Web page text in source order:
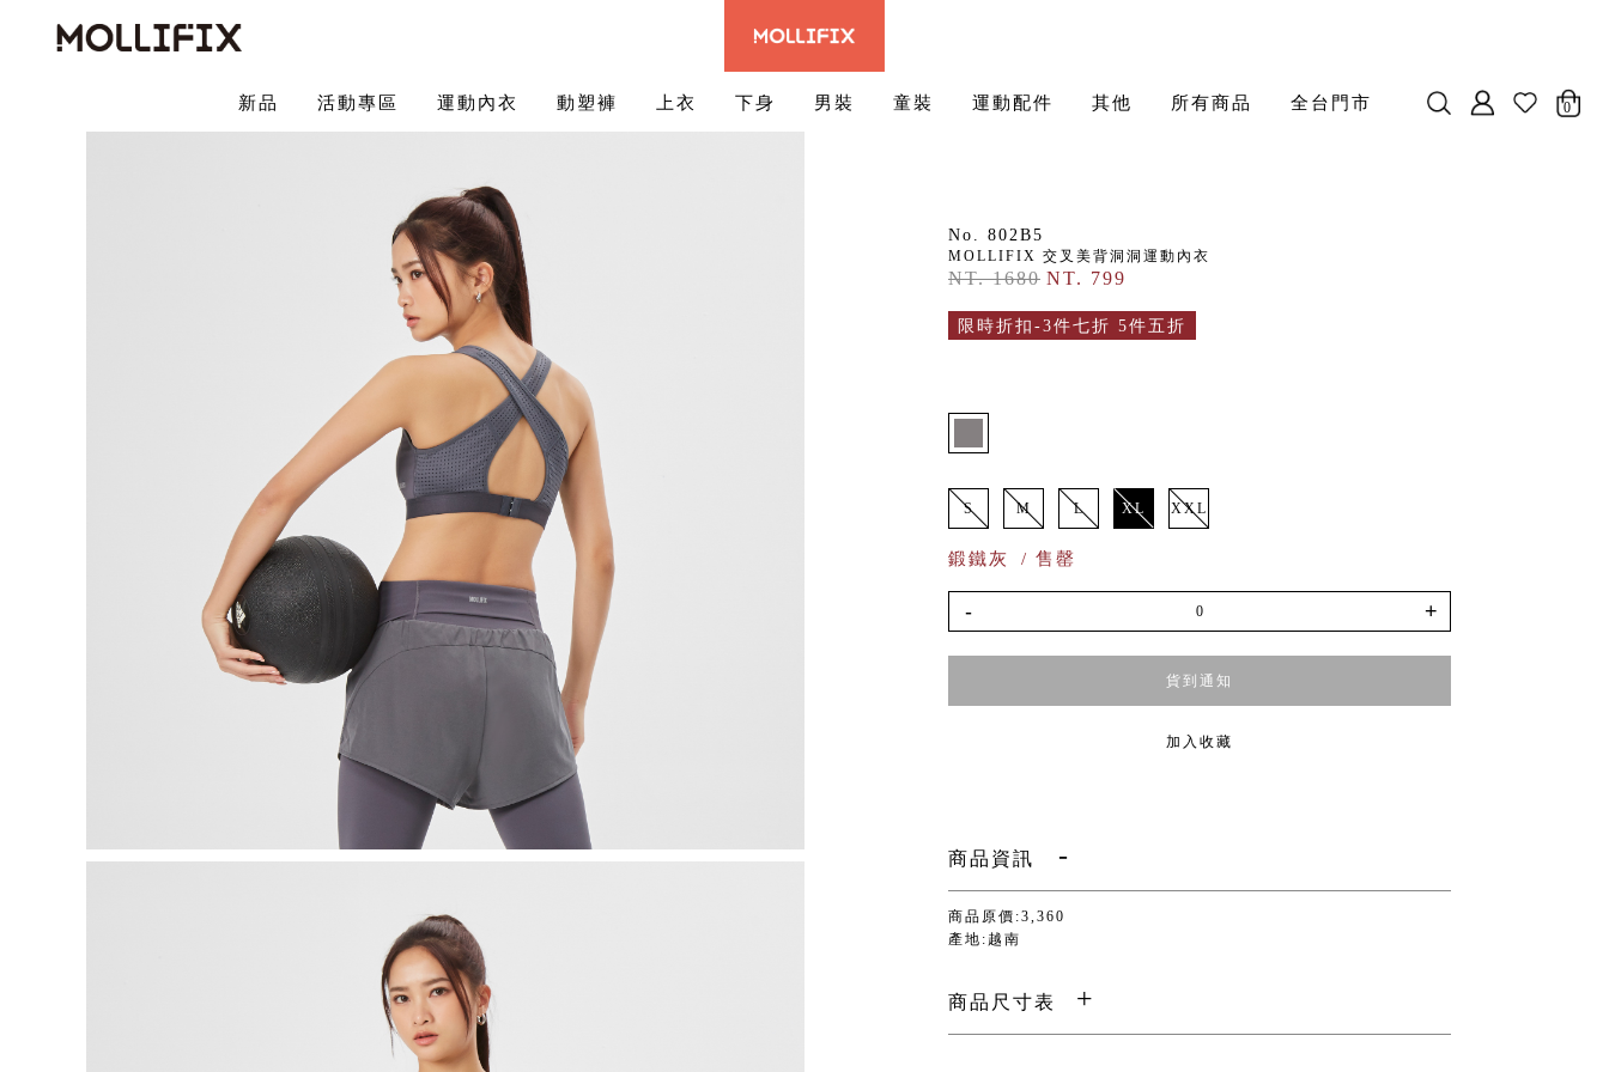
新品 活動專區 運動內衣 動塑褲 上衣 下身 男裝 童裝 運動配件 其他 所有商品 全台門市 0
No. 802B5
MOLLIFIX 交叉美背洞洞運動內衣
NT. 1680 NT. 799
限時折扣-3件七折 5件五折
S M L XL XXL
鍛鐵灰 / 售罄
- +
貨到通知
加入收藏
商品資訊
商品原價:3,360
產地:越南
商品尺寸表